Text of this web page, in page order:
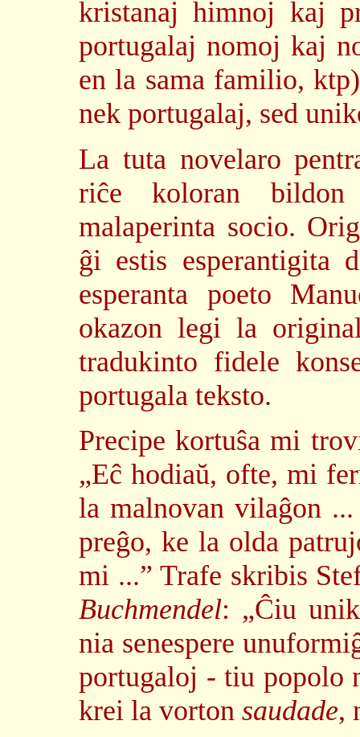
kristanaj himnoj kaj
portugalaj nomoj kaj
en la sama familio,
nek portugalaj, sed
La tuta novelaro
riĉe koloran
malaperinta socio.
ĝi estis esperantigita
esperanta poeto
okazon legi la
tradukinto fidele
portugala teksto.
Precipe kortuŝa mi
„Eĉ hodiaŭ, ofte, mi
la malnovan vilaĝon
preĝo, ke la olda
mi ...” Trafe skribis
Buchmendel: „Ĉiu
nia senespere
portugaloj - tiu popolo
krei la vorton saudade,